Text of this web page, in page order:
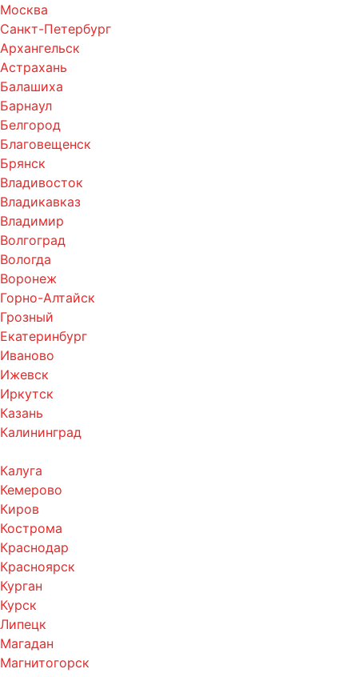
Москва
Санкт-Петербург
Архангельск
Астрахань
Балашиха
Барнаул
Белгород
Благовещенск
Брянск
Владивосток
Владикавказ
Владимир
Волгоград
Вологда
Воронеж
Горно-Алтайск
Грозный
Екатеринбург
Иваново
Ижевск
Иркутск
Казань
Калининград
Калуга
Кемерово
Киров
Кострома
Краснодар
Красноярск
Курган
Курск
Липецк
Магадан
Магнитогорск